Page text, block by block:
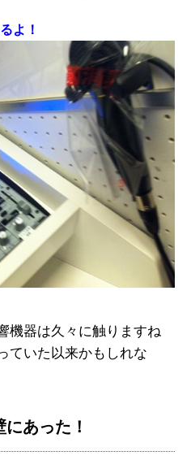
よ！
機器は久々に触りますね
いた以来かもしれな
あった！